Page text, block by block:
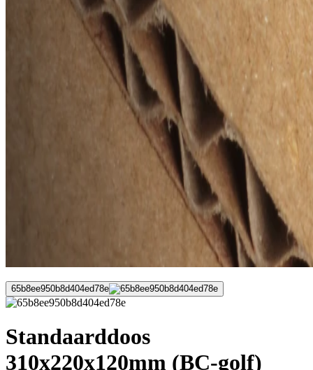
65b8ee950b8d404ed78e
Standaarddoos
310x220x120mm (BC-golf)